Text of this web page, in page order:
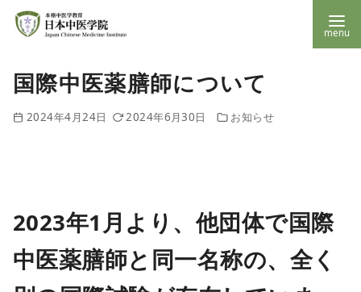
テ
移
国際中医薬膳師について
2024年4月24日 2024年6月30日 お知らせ
2023年1月より、他団体で国際
中医薬膳師と同一名称の、全く